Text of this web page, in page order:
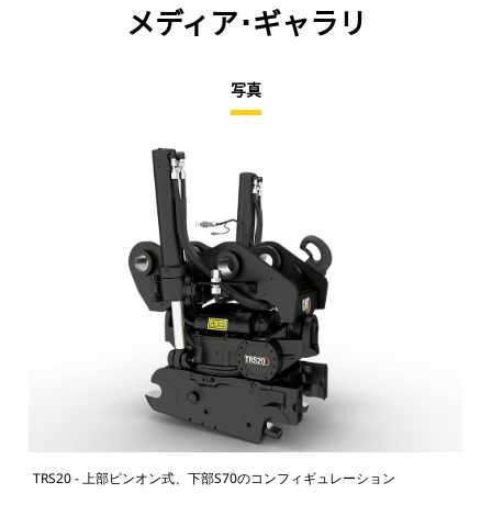
メディア･ギャラリ
写真
TRS20 - 上部ピンオン式、下部S70のコンフィギュレーション